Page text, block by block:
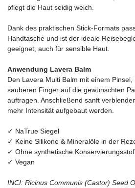
pflegt die Haut seidig weich.
Dank des praktischen Stick-Formats
Handtasche und ist der ideale
geeignet, auch für sensible Haut.
Anwendung Lavera Balm
Den Lavera Multi Balm mit einem
sauberen Finger auf die gewünschten
auftragen. Anschließend sanft
mehr Intensität aufgebaut werden.
✓ NaTrue Siegel
✓ Keine Silikone & Mineralöle in der
✓ Ohne synthetische
✓ Vegan
INCI: Ricinus Communis (Castor) Seed